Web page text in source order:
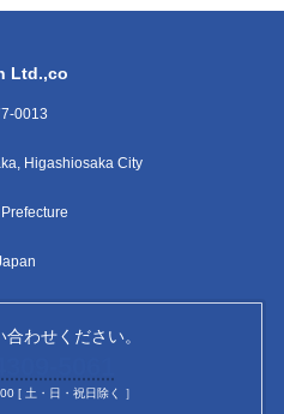
Ltd.,co
0013
Higashiosaka City
わせください。
[ 土・日・祝日除く ］